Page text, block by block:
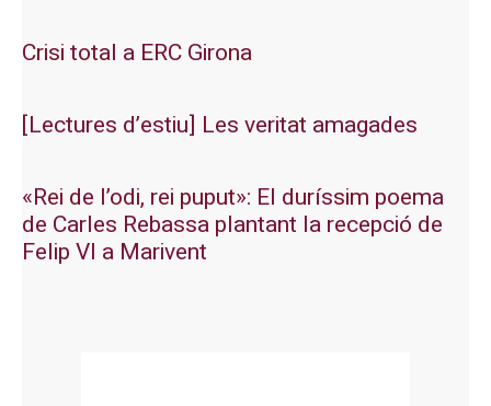
Crisi total a ERC Girona
[Lectures d’estiu] Les veritat amagades
«Rei de l’odi, rei puput»: El duríssim poema
de Carles Rebassa plantant la recepció de
Felip VI a Marivent